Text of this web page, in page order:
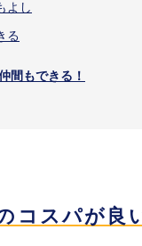
よし
る
間もできる！
コスパが良